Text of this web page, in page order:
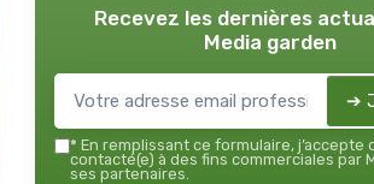
Recevez les dernières
Media garden
➔
* En remplissant ce formulaire, j’accepte
contacté(e) à des fins commerciales par
ses partenaires.